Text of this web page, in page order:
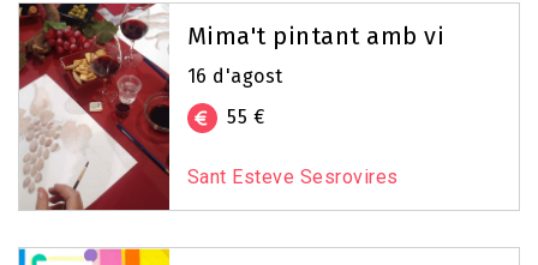
Mima't pintant amb vi
16 d'agost
55 €
Sant Esteve Sesrovires